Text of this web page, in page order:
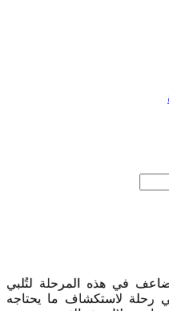
في هذه المرحلة لتُلبي
رحلة لاستكشاف ما يحتاجه